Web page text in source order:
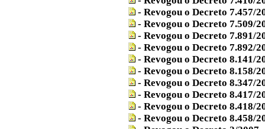
- Revogou o Decreto 7.457/
- Revogou o Decreto 7.509/
- Revogou o Decreto 7.891/
- Revogou o Decreto 7.892/
- Revogou o Decreto 8.141/
- Revogou o Decreto 8.158/
- Revogou o Decreto 8.347/
- Revogou o Decreto 8.417/
- Revogou o Decreto 8.418/
- Revogou o Decreto 8.458/